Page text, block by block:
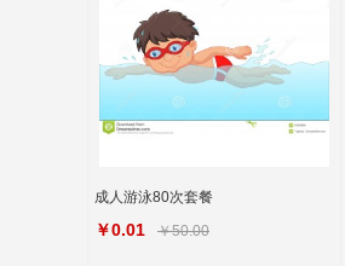
成人游泳80次套餐
￥0.01 ￥50.00